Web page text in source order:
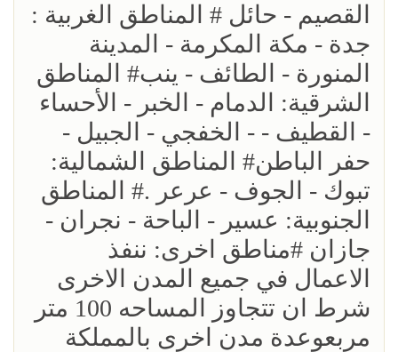
القصيم - حائل # المناطق الغربية :
جدة - مكة المكرمة - المدينة
المنورة - الطائف - ينب# المناطق
الشرقية: الدمام - الخبر - الأحساء
- القطيف - - الخفجي - الجبيل -
حفر الباطن# المناطق الشمالية:
تبوك - الجوف - عرعر .# المناطق
الجنوبية: عسير - الباحة - نجران -
جازان #مناطق اخرى: ننفذ
الاعمال في جميع المدن الاخرى
شرط ان تتجاوز المساحه 100 متر
مربعوعدة مدن اخرى بالمملكة